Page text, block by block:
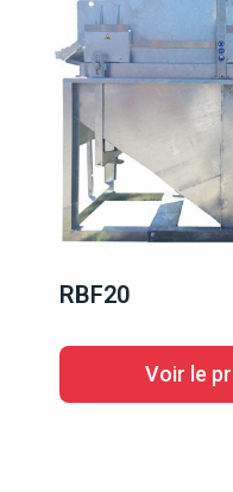
RBF20
Voir le